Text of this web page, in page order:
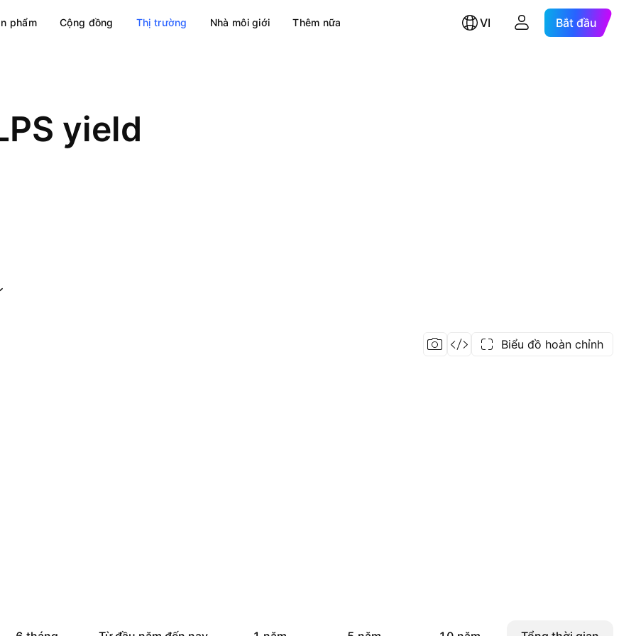
phẩm Cộng đồng Thị trường Nhà môi giới Thêm nữa VI Bắt đầu
yield
Biểu đồ hoàn chỉnh